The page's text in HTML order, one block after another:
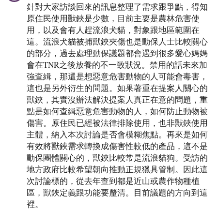
針對大家訪談回來的訊息整理了需求跟爭點，得知
原住民使用獸鋏是少數，目前主要是農林危害使
用，以及會有人趕流浪犬貓，對象跟地區範圍在
這。流浪犬貓被捕獸鋏夾傷也是動保人士比較關心
的部分，過去處理動保議題都會遇到很多愛心媽媽
會在TNR之後放養的不一致狀況。禁用的話未來加
強查緝，那還是想惡意危害動物的人可能會毒害，
這也是另外衍生的問題。如果著重在提案人關心的
獸鋏，其實沒辦法解決提案人真正在意的問題，重
點是如何查緝惡意危害動物的人，如何防止動物被
傷害。原住民已經被法律排除使用，也非獸鋏使用
主體，納入本次討論是否會模糊焦點。再來是如何
有效將獸鋏需求轉換成傷害性較低的產品，這不是
動保團體關心的，獸鋏比較常是流浪貓狗。受訪的
地方政府比較希望朝向推動正規獵具管制。因此這
次討論標的，從去年查到都是近山或農作物種植
區，獸鋏定義跟功能要釐清。目前議題的方向到這
裡。